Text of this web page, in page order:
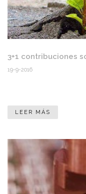
3+1 contribuciones
19-9-2016
LEER MÁS